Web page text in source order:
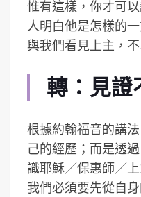
惟有這樣，你才可
人明白他是怎樣的
與我們看見上主，
轉：見證
根據約翰福音的講
己的經歷；而是透
識耶穌／保惠師／
我們必須要先從自